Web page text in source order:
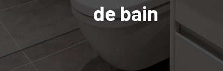
de bain